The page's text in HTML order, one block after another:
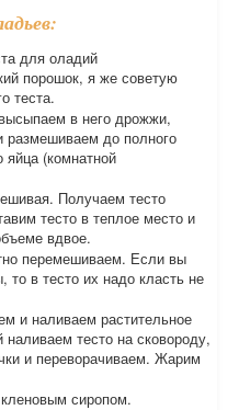
для оладий
порошок, я же советую
теста.
в него дрожжи,
до полного
(комнатной
Получаем тесто
тесто в теплое место и
вдвое.
перемешиваем. Если вы
то в тесто их надо класть не
и наливаем растительное
тесто на сковороду,
и переворачиваем. Жарим
сиропом.